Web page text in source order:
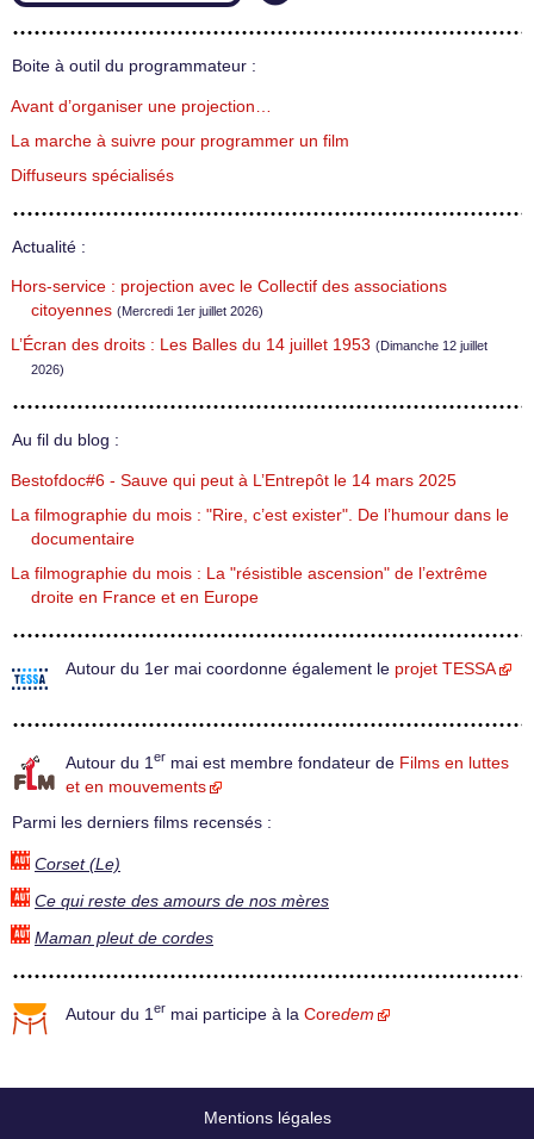
Boite à outil du programmateur :
Avant d’organiser une projection…
La marche à suivre pour programmer un film
Diffuseurs spécialisés
Actualité :
Hors-service : projection avec le Collectif des associations
citoyennes (Mercredi 1er juillet 2026)
L’Écran des droits : Les Balles du 14 juillet 1953 (Dimanche 12 juillet
2026)
Au fil du blog :
Bestofdoc#6 - Sauve qui peut à L’Entrepôt le 14 mars 2025
La filmographie du mois : "Rire, c’est exister". De l’humour dans le
documentaire
La filmographie du mois : La "résistible ascension" de l’extrême
droite en France et en Europe
Autour du 1er mai coordonne également le projet TESSA
Autour du 1 er mai est membre fondateur de Films en luttes
et en mouvements
Parmi les derniers films recensés :
Corset (Le)
Ce qui reste des amours de nos mères
Maman pleut de cordes
Autour du 1 er mai participe à la Coredem
Mentions légales